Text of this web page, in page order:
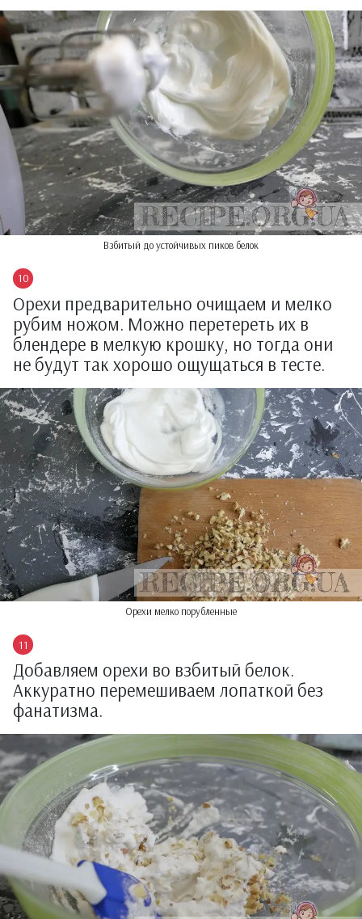
Взбитый до устойчивых пиков белок
Орехи предварительно очищаем и мелко
рубим ножом. Можно перетереть их в
блендере в мелкую крошку, но тогда они
не будут так хорошо ощущаться в тесте.
Орехи мелко порубленные
Добавляем орехи во взбитый белок.
Аккуратно перемешиваем лопаткой без
фанатизма.